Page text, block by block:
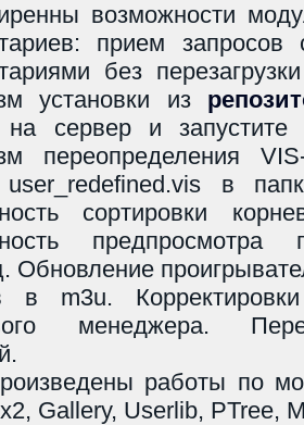
возможности
прием запросов
без
установки из
сервер и запустите
переопределения
в
сортировки
предпросмотра
Обновление
в m3u.
менеджера.
работы по
Gallery, Userlib, PTree,